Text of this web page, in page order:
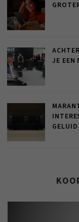
JE EEN
GELUID